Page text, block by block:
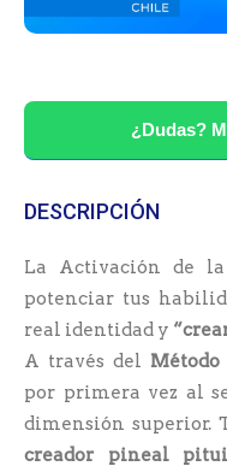
¿Dudas?
DESCRIPCIÓN
La Activación de
potenciar tus
real identidad y
A través del Método
por primera vez al
dimensión superior.
creador pineal